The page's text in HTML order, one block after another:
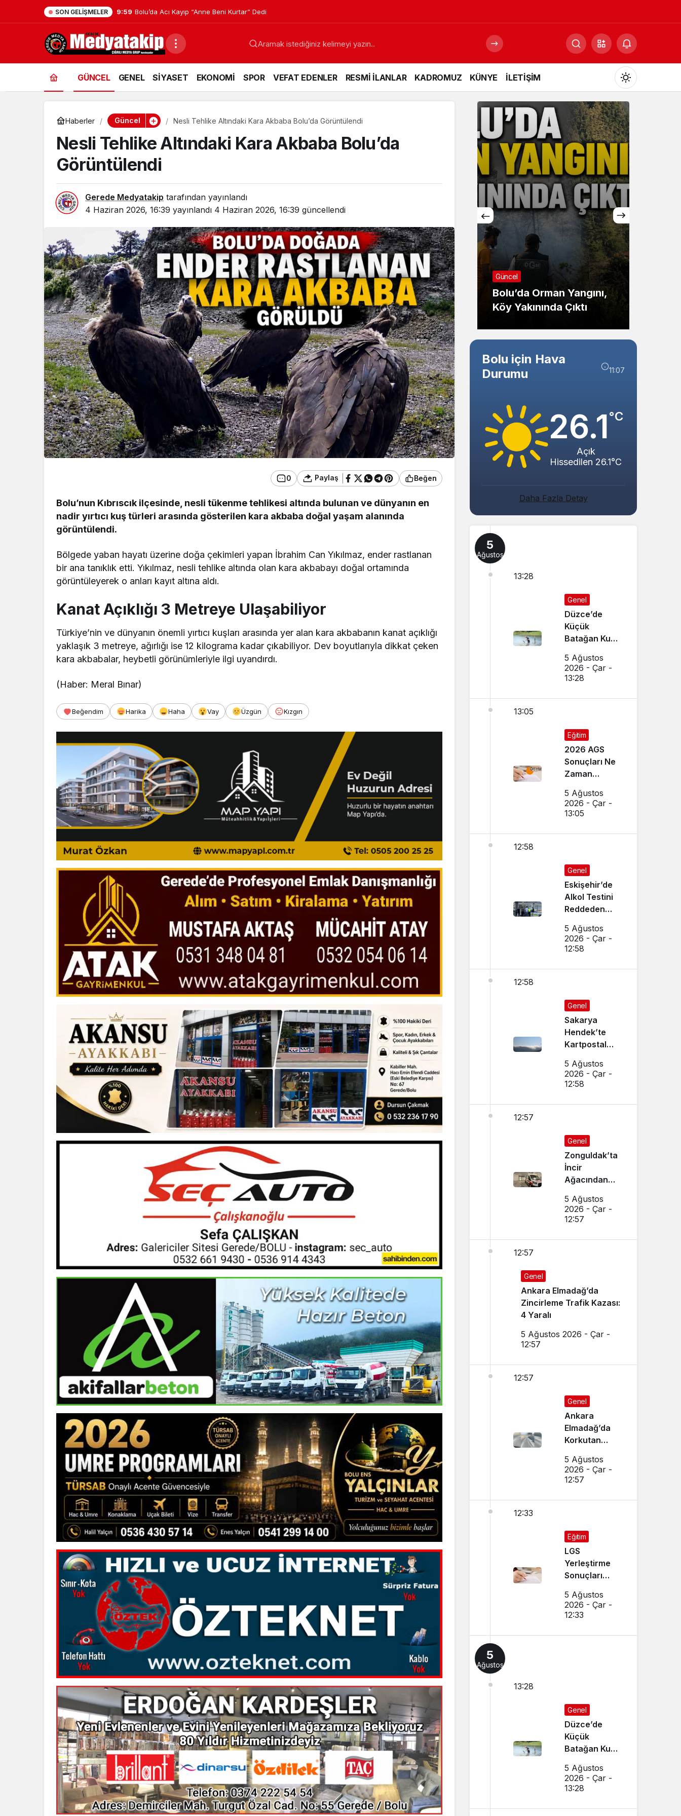
SON GELIŞMELER 9:59 Bolu’da Acı Kayıp “Anne Beni Kurtar” Dedi
GÜNCEL GENEL SİYASET EKONOMİ SPOR VEFAT EDENLER RESMİ İLANLAR KADROMUZ KÜNYE İLETİŞİM
Mod
değiştir
Gündüz Modu
Gündüz modunu seçin.
Gece Modu
Gece modunu seçin.
Sistem Modu
Sistem modunu seçin.
Haberler Güncel Nesli Tehlike Altındaki Kara Akbaba Bolu’da Görüntülendi
Nesli Tehlike Altındaki Kara Akbaba Bolu’da
Görüntülendi
Gerede Medyatakip tarafından yayınlandı
4 Haziran 2026, 16:39 yayınlandı 4 Haziran 2026, 16:39 güncellendi
0 Paylaş Beğen
Bolu’nun Kıbrıscık ilçesinde, nesli tükenme tehlikesi altında bulunan ve dünyanın en
nadir yırtıcı kuş türleri arasında gösterilen kara akbaba doğal yaşam alanında
görüntülendi.
Bölgede yaban hayatı üzerine doğa çekimleri yapan İbrahim Can Yıkılmaz, ender rastlanan
bir ana tanıklık etti. Yıkılmaz, nesli tehlike altında olan kara akbabayı doğal ortamında
görüntüleyerek o anları kayıt altına aldı.
Kanat Açıklığı 3 Metreye Ulaşabiliyor
Türkiye’nin ve dünyanın önemli yırtıcı kuşları arasında yer alan kara akbabanın kanat açıklığı
yaklaşık 3 metreye, ağırlığı ise 12 kilograma kadar çıkabiliyor. Dev boyutlarıyla dikkat çeken
kara akbabalar, heybetli görünümleriyle ilgi uyandırdı.
(Haber: Meral Bınar)
Beğendim Harika Haha Vay Üzgün Kızgın
Güncel
Gerede’de Deprem
Oldu: AFAD ve Kandilli
Duyurdu
Güncel
Bolu’da Acı Kayıp “Anne
Beni Kurtar” Dedi
Güncel
Bolu’da Orman Yangını,
Köy Yakınında Çıktı
Bolu için Hava
Durumu
11:07
26.1°C
Açık
Hissedilen 26.1°C
Daha Fazla Detay
5
Ağustos
13:28
Genel
Düzce’de
Küçük
Batağan Kuşu
5 Ağustos
2026 - Çar -
13:28
13:05
Eğitim
2026 AGS
Sonuçları Ne
Zaman
Sonuçlar
Nereden
5 Ağustos
2026 - Çar -
13:05
12:58
Genel
Eskişehir’de
Alkol Testini
Reddeden
Sürücüye 390
Bin TL Ceza
5 Ağustos
2026 - Çar -
12:58
12:58
Genel
Sakarya
Hendek’te
Kartpostal
Büyüledi
5 Ağustos
2026 - Çar -
12:58
12:57
Genel
Zonguldak’ta
İncir
Ağacından
Ağır
Yaralandı
5 Ağustos
2026 - Çar -
12:57
12:57
Genel
Ankara Elmadağ’da
Zincirleme Trafik Kazası:
4 Yaralı
5 Ağustos 2026 - Çar -
12:57
12:57
Genel
Ankara
Elmadağ’da
Korkutan
Yangını
5 Ağustos
2026 - Çar -
12:57
12:33
Eğitim
LGS
Yerleştirme
Sonuçları
Sonuçlar
Nereden
Nakil
5 Ağustos
2026 - Çar -
12:33
5
Ağustos
13:28
Genel
Düzce’de
Küçük
Batağan Kuşu
5 Ağustos
2026 - Çar -
13:28